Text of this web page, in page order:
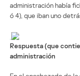
administración había
ó 4), que iban uno
Respuesta (que
administración